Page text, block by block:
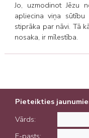
Jo, uzmodinot Jēzu
apliecina viņa
stiprāka par nāvi. Tā
nosaka, ir mīlestība.
Pieteikties
Vārds:
E-pasts: